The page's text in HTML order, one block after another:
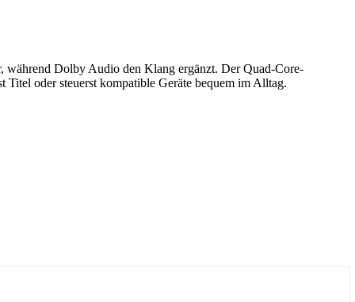
Dolby Audio den Klang ergänzt. Der Quad-Core-
oder steuerst kompatible Geräte bequem im Alltag.